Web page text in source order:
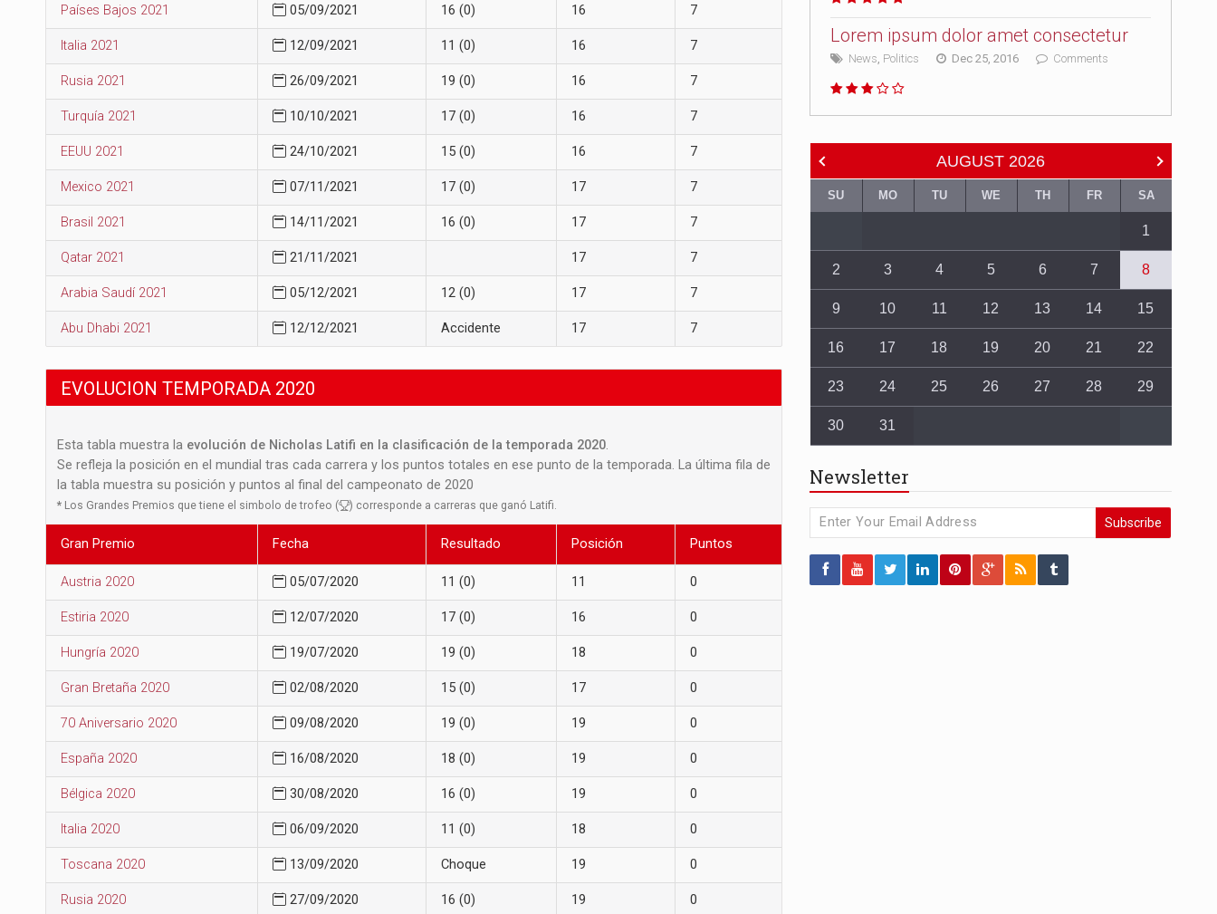
Países Bajos 2021 05/09/2021 16 (0) 16 7
Italia 2021 12/09/2021 11 (0) 16 7
Rusia 2021 26/09/2021 19 (0) 16 7
Turquía 2021 10/10/2021 17 (0) 16 7
EEUU 2021 24/10/2021 15 (0) 16 7
Mexico 2021 07/11/2021 17 (0) 17 7
Brasil 2021 14/11/2021 16 (0) 17 7
Qatar 2021 21/11/2021 17 7
Arabia Saudí 2021 05/12/2021 12 (0) 17 7
Abu Dhabi 2021 12/12/2021 Accidente 17 7
EVOLUCION TEMPORADA 2020
Esta tabla muestra la evolución de Nicholas Latifi en la clasificación de la temporada 2020.
Se refleja la posición en el mundial tras cada carrera y los puntos totales en ese punto de la temporada. La última fila de
la tabla muestra su posición y puntos al final del campeonato de 2020
* Los Grandes Premios que tiene el simbolo de trofeo ( ) corresponde a carreras que ganó Latifi.
Gran Premio Fecha Resultado Posición Puntos
Austria 2020 05/07/2020 11 (0) 11 0
Estiria 2020 12/07/2020 17 (0) 16 0
Hungría 2020 19/07/2020 19 (0) 18 0
Gran Bretaña 2020 02/08/2020 15 (0) 17 0
70 Aniversario 2020 09/08/2020 19 (0) 19 0
España 2020 16/08/2020 18 (0) 19 0
Bélgica 2020 30/08/2020 16 (0) 19 0
Italia 2020 06/09/2020 11 (0) 18 0
Toscana 2020 13/09/2020 Choque 19 0
Rusia 2020 27/09/2020 16 (0) 19 0
Lorem ipsum dolor amet consectetur
News, Politics Dec 25, 2016 Comments
AUGUST 2026
SU MO TU WE TH FR SA
1
2 3 4 5 6 7 8
9 10 11 12 13 14 15
16 17 18 19 20 21 22
23 24 25 26 27 28 29
30 31
Newsletter
Subscribe